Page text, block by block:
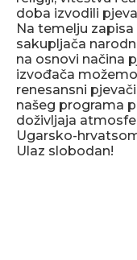
doba izvodili
Na temelju
sakupljača
na osnovi načina
izvođača
renesansni
našeg programa
doživljaja
Ugarsko-
Ulaz slobodan!